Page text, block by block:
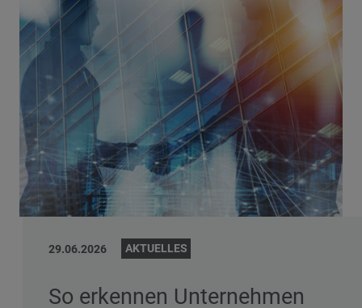
29.06.2026 AKTUELLES
So erkennen Unternehmen